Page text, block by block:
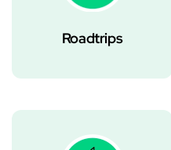
Roadtrips